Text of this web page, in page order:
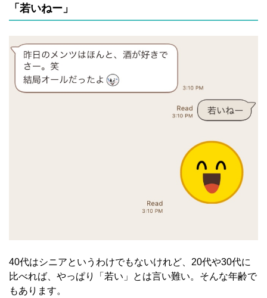
「若いねー」
40代はシニアというわけでもないけれど、20代や30代に
比べれば、やっぱり「若い」とは言い難い。そんな年齢で
もあります。